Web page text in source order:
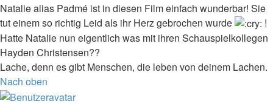
Natalie alias Padmé ist in diesen Film einfach wunderbar! Sie
tut einem so richtig Leid als ihr Herz gebrochen wurde
!
Hatte Natalie nun eigentlich was mit ihren Schauspielkollegen
Hayden Christensen??
Lache, denn es gibt Menschen, die leben von deinem Lachen.
Nach oben